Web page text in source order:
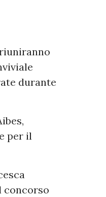
durante
per il
concorso